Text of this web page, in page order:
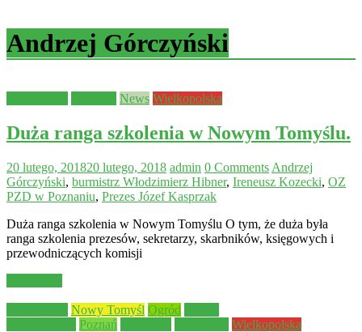
Andrzej Górczyński
News Wielkopolska
Duża ranga szkolenia w Nowym Tomyślu.
20 lutego, 201820 lutego, 2018 admin 0 Comments Andrzej
Górczyński, burmistrz Włodzimierz Hibner, Ireneusz Kozecki, OZ
PZD w Poznaniu, Prezes Józef Kasprzak
Duża ranga szkolenia w Nowym Tomyślu O tym, że duża była
ranga szkolenia prezesów, sekretarzy, skarbników, księgowych i
przewodniczących komisji
Nowy Tomyśl Ogród
Poznań Wielkopolska